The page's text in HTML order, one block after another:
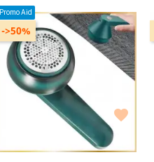

Promo Aid
->50%